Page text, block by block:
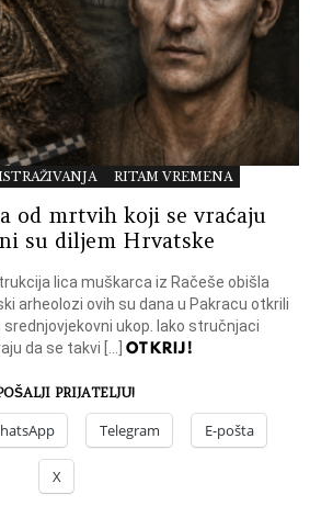
RITAM VREMENA
od mrtvih koji se vraćaju
su diljem Hrvatske
lica muškarca iz Račeše obišla
arheolozi ovih su dana u Pakracu otkrili
ukop. Iako stručnjaci
da se takvi […] OTKRIJ!
PRIJATELJU!
Telegram E-pošta
X